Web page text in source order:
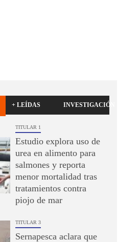
+ LEÍDAS INVESTIGACIÓN
TITULAR 1
Estudio explora uso de
urea en alimento para
salmones y reporta
menor mortalidad tras
tratamientos contra
piojo de mar
TITULAR 3
Sernapesca aclara que